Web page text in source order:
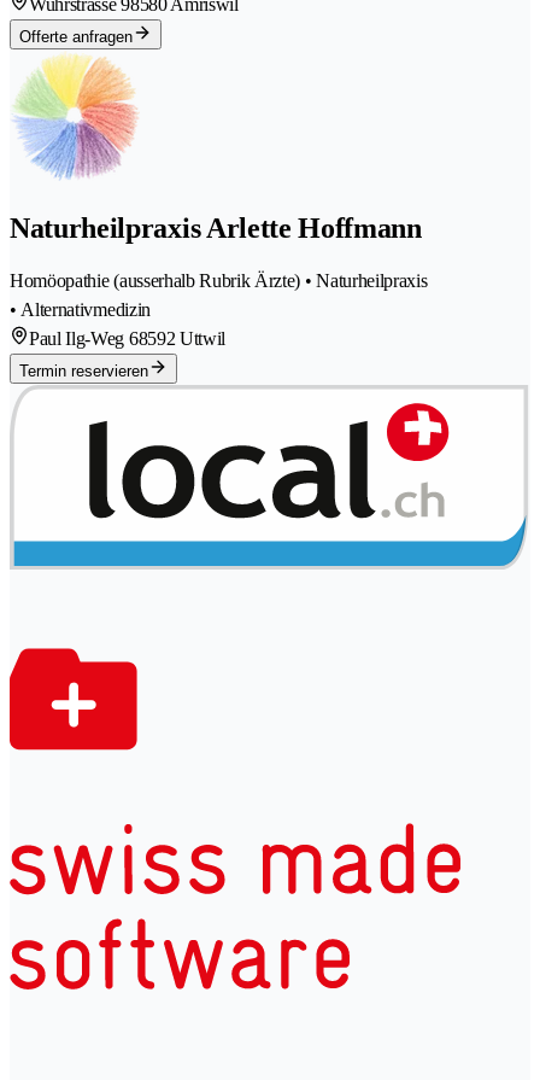
Offerte anfragen
Naturheilpraxis Arlette Hoffmann
Homöopathie (ausserhalb Rubrik Ärzte) • Naturheilpraxis
• Alternativmedizin
Paul Ilg-Weg 68592 Uttwil
Termin reservieren